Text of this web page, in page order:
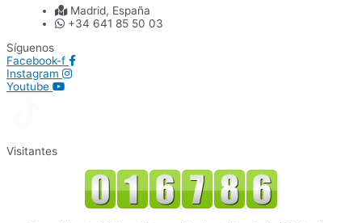
Madrid, España
+34 641 85 50 03
Síguenos
Facebook-f
Instagram
Youtube
Visitantes